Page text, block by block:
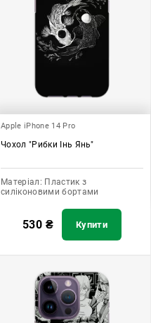
Apple iPhone 14 Pro
Чохол "Рибки Інь Янь"
Матеріал: Пластик з
силіконовими бортами
530 ₴ Купити